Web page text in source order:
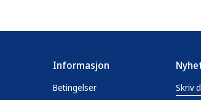
Informasjon
Betingelser